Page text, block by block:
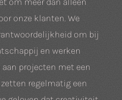
onze klanten. We
om bij
en werken
projecten met een
regelmatig een